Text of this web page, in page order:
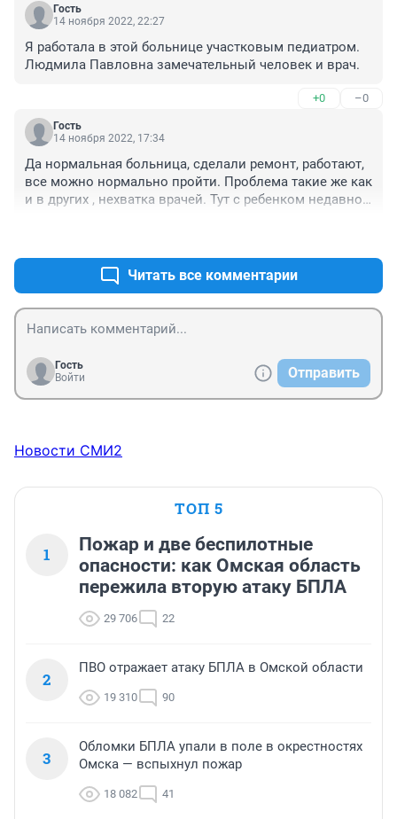
Гость
14 ноября 2022, 22:27
Я работала в этой больнице участковым педиатром.
Людмила Павловна замечательный человек и врач.
+0 –0
Гость
14 ноября 2022, 17:34
Да нормальная больница, сделали ремонт, работают,
все можно нормально пройти. Проблема такие же как
и в других , нехватка врачей. Тут с ребенком недавно
главврача не хотят уволить ?Читать все комментарии
Гость
Войти
Отправить
Новости СМИ2
ТОП 5
1
Пожар и две беспилотные
опасности: как Омская область
пережила вторую атаку БПЛА
29 706 22
2
ПВО отражает атаку БПЛА в Омской области
19 310 90
3
Обломки БПЛА упали в поле в окрестностях
Омска — вспыхнул пожар
18 082 41